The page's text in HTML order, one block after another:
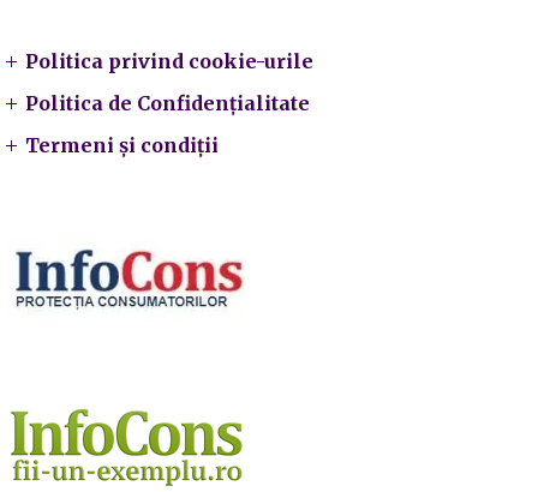
Politica privind cookie-urile
Politica de Confidențialitate
Termeni și condiții